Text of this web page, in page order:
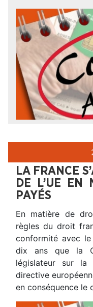
LA FRANCE
DE L’UE EN
PAYÉS
En matière de
règles du droit
conformité avec
dix ans que la
législateur sur la
directive
en conséquence le